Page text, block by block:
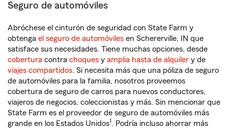
Seguro de automóviles
Abróchese el cinturón de seguridad con State Farm y
obtenga el seguro de automóviles en Schererville, IN que
satisface sus necesidades. Tiene muchas opciones, desde
cobertura contra choques y amplia hasta de alquiler y de
viajes compartidos. Si necesita más que una póliza de seguro
de automóviles para la familia, nosotros proveemos
cobertura de seguro de carros para nuevos conductores,
viajeros de negocios, coleccionistas y más. Sin mencionar que
State Farm es el proveedor de seguro de automóviles más
grande en los Estados Unidos1. Podría incluso ahorrar más